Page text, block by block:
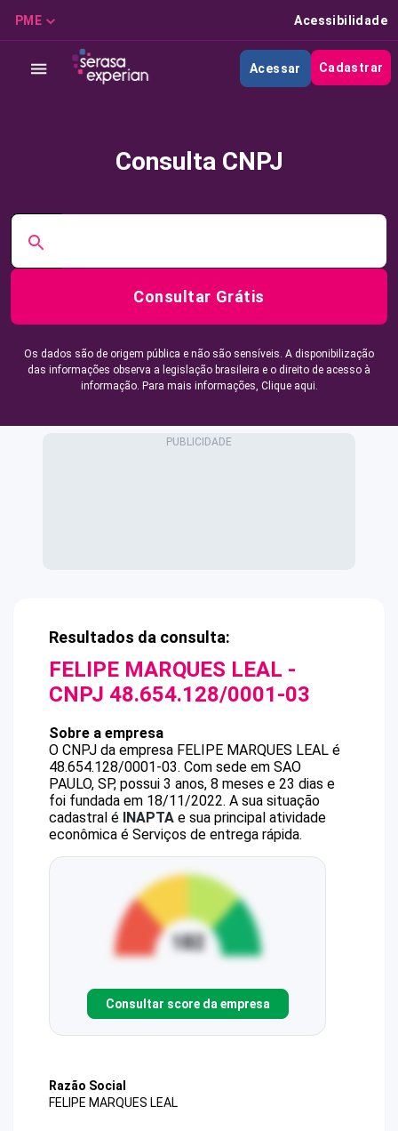
PME Acessibilidade
Acessar Cadastrar
Consulta CNPJ
Consultar Grátis
Os dados são de origem pública e não são sensíveis. A disponibilização
das informações observa a legislação brasileira e o direito de acesso à
informação. Para mais informações, Clique aqui.
Resultados da consulta:
FELIPE MARQUES LEAL -
CNPJ 48.654.128/0001-03
Sobre a empresa
O CNPJ da empresa FELIPE MARQUES LEAL é
48.654.128/0001-03. Com sede em SAO
PAULO, SP, possui 3 anos, 8 meses e 23 dias e
foi fundada em 18/11/2022. A sua situação
cadastral é INAPTA e sua principal atividade
econômica é Serviços de entrega rápida.
Consultar score da empresa
Razão Social
FELIPE MARQUES LEAL